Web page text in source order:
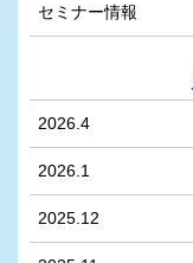
セミナー情報
2026.4
2026.1
2025.12